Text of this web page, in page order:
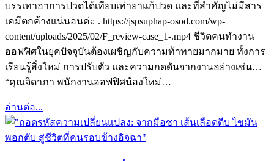
บรรเทาอาการปวดได้เทียบเท่ายาแก้ปวด และที่สำคัญไม่มีสาร
เคมีตกค้างแน่นอนค่ะ . https://jspsuphap-osod.com/wp-
content/uploads/2025/02/F_review-case_1-.mp4 ชีวิตคนทำงาน
ออฟฟิศในยุคปัจจุบันต้องเผชิญกับความท้าทายมากมาย ทั้งการ
เรียนรู้สิ่งใหม่ การปรับตัว และความกดดันจากงานอย่างเช่น…
“คุณจิดาภา พนักงานออฟฟิศน้องใหม่…
อ่านต่อ...